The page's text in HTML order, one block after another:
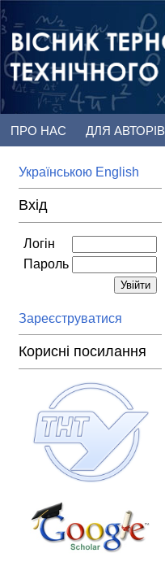
ПРО НАС ДЛЯ АВТОРІВ
Українською English
Вхід
Логін
Пароль
Зареєструватися
Корисні посилання